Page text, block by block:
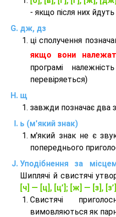
- якщо після них йдуть
дж, дз
ці сполучення
якщо вони
програмі
перевіряеться)
щ
завжди позначає два
ь (м'який знак)
м'який знак не є
попереднього
Уподібнення за
Шиплячі й свистячі
[ч] — [ц], [ц’]; [ж] — [з],
Свистячі
вимовляються як